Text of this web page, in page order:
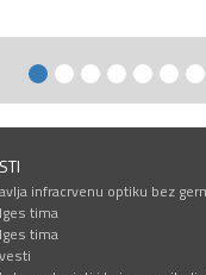
infracrvenu optiku bez
tima
tima